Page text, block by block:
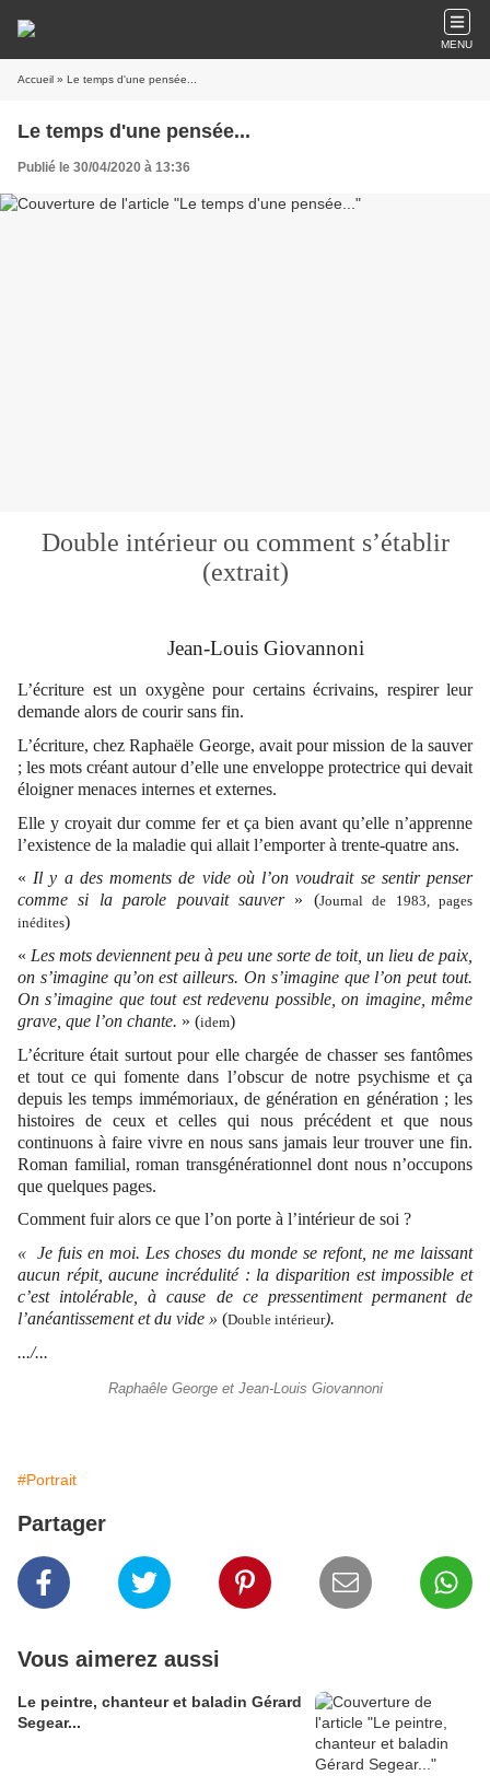
MENU
Accueil » Le temps d'une pensée...
Le temps d'une pensée...
Publié le 30/04/2020 à 13:36
Double intérieur ou comment s’établir
(extrait)
Jean-Louis Giovannoni
L’écriture est un oxygène pour certains écrivains, respirer leur
demande alors de courir sans fin.
L’écriture, chez Raphaële George, avait pour mission de la sauver
; les mots créant autour d’elle une enveloppe protectrice qui devait
éloigner menaces internes et externes.
Elle y croyait dur comme fer et ça bien avant qu’elle n’apprenne
l’existence de la maladie qui allait l’emporter à trente-quatre ans.
« Il y a des moments de vide où l’on voudrait se sentir penser
comme si la parole pouvait sauver» (Journal de 1983, pages
inédites)
« Les mots deviennent peu à peu une sorte de toit, un lieu de paix,
on s’imagine qu’on est ailleurs. On s’imagine que l’on peut tout.
On s’imagine que tout est redevenu possible, on imagine, même
grave, que l’on chante. » (idem)
L’écriture était surtout pour elle chargée de chasser ses fantômes
et tout ce qui fomente dans l’obscur de notre psychisme et ça
depuis les temps immémoriaux, de génération en génération ; les
histoires de ceux et celles qui nous précédent et que nous
continuons à faire vivre en nous sans jamais leur trouver une fin.
Roman familial, roman transgénérationnel dont nous n’occupons
que quelques pages.
Comment fuir alors ce que l’on porte à l’intérieur de soi ?
« Je fuis en moi. Les choses du monde se refont, ne me laissant
aucun répit, aucune incrédulité : la disparition est impossible et
c’est intolérable, à cause de ce pressentiment permanent de
l’anéantissement et du vide » (Double intérieur).
.../...
Raphaêle George et Jean-Louis Giovannoni
#Portrait
Partager
Vous aimerez aussi
Le peintre, chanteur et baladin Gérard
Segear...